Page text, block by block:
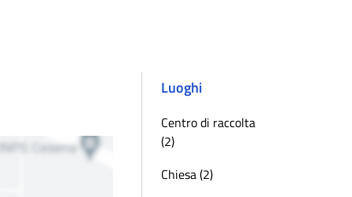
Luoghi
Centro di raccolta
(2)
Chiesa (2)